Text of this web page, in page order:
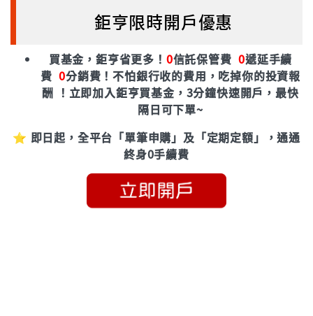
鉅亨限時開戶優惠
買基金，鉅亨省更多！ 0信託保管費0遞延手續
費0分銷費！不怕銀行收的費用，吃掉你的投資報
酬 ！立即加入鉅亨買基金，3分鐘快速開戶，最快
隔日可下單~
⭐ 即日起，全平台「單筆申購」及「定期定額」，通通
終身0手續費